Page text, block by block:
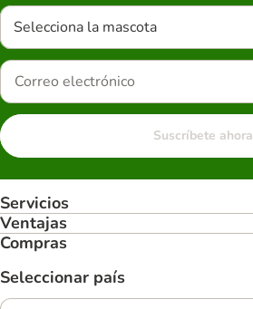
Selecciona la mascota
Suscríbete ahora
Servicios
Ventajas
Compras
Seleccionar país